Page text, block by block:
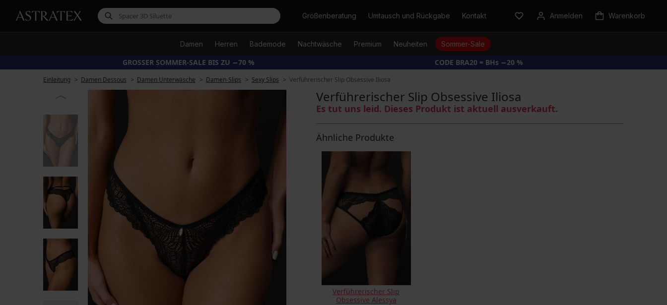
SucheGrößenberatung Umtausch und Rückgabe Kontakt Anmelden Warenkorb
Damen Herren Bademode Nachtwäsche Premium Neuheiten Sommer-Sale
GROSSER SOMMER-SALE BIS ZU −70 % CODE BRA20 = BHs −20 %
Einleitung Damen Dessous Damen Unterwäsche Damen-Slips Sexy Slips Verführerischer Slip Obsessive Iliosa
Verführerischer Slip Obsessive Iliosa
Es tut uns leid. Dieses Produkt ist aktuell ausverkauft.
Ähnliche Produkte
Verführerischer Slip
Obsessive Alessya